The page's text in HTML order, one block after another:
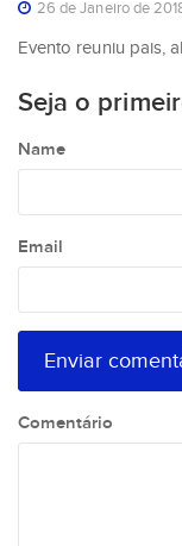
26 de Janeiro de
Evento reuniu pais,
Seja o
Name
Email
Comentário